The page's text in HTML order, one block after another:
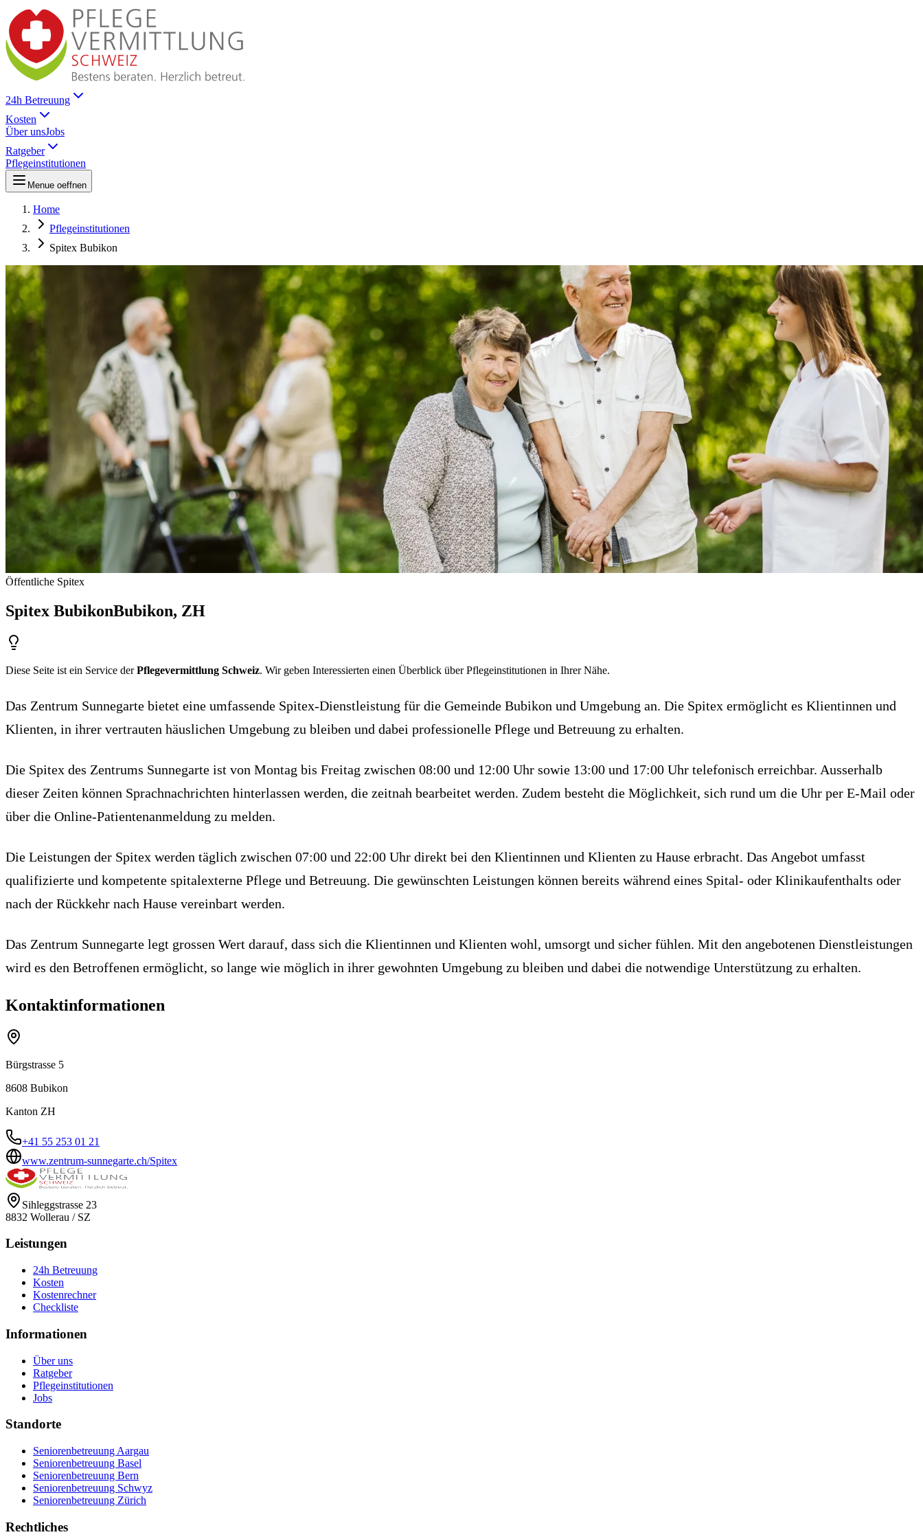
24h Betreuung
Kosten
Über unsJobs
Ratgeber
Pflegeinstitutionen
Menue oeffnen
Home
Pflegeinstitutionen
Spitex Bubikon
Öffentliche Spitex
Spitex BubikonBubikon, ZH
Diese Seite ist ein Service derPflegevermittlung Schweiz. Wir geben Interessierten einen Überblick über Pflegeinstitutionen in Ihrer Nähe.
Das Zentrum Sunnegarte bietet eine umfassende Spitex-Dienstleistung für die Gemeinde Bubikon und Umgebung an. Die Spitex ermöglicht es Klientinnen und
Klienten, in ihrer vertrauten häuslichen Umgebung zu bleiben und dabei professionelle Pflege und Betreuung zu erhalten.
Die Spitex des Zentrums Sunnegarte ist von Montag bis Freitag zwischen 08:00 und 12:00 Uhr sowie 13:00 und 17:00 Uhr telefonisch erreichbar. Ausserhalb
dieser Zeiten können Sprachnachrichten hinterlassen werden, die zeitnah bearbeitet werden. Zudem besteht die Möglichkeit, sich rund um die Uhr per E-Mail oder
über die Online-Patientenanmeldung zu melden.
Die Leistungen der Spitex werden täglich zwischen 07:00 und 22:00 Uhr direkt bei den Klientinnen und Klienten zu Hause erbracht. Das Angebot umfasst
qualifizierte und kompetente spitalexterne Pflege und Betreuung. Die gewünschten Leistungen können bereits während eines Spital- oder Klinikaufenthalts oder
nach der Rückkehr nach Hause vereinbart werden.
Das Zentrum Sunnegarte legt grossen Wert darauf, dass sich die Klientinnen und Klienten wohl, umsorgt und sicher fühlen. Mit den angebotenen Dienstleistungen
wird es den Betroffenen ermöglicht, so lange wie möglich in ihrer gewohnten Umgebung zu bleiben und dabei die notwendige Unterstützung zu erhalten.
Kontaktinformationen
Bürgstrasse 5
8608 Bubikon
Kanton ZH
+41 55 253 01 21
www.zentrum-sunnegarte.ch/Spitex
Sihleggstrasse 23
8832 Wollerau / SZ
Leistungen
24h Betreuung
Kosten
Kostenrechner
Checkliste
Informationen
Über uns
Ratgeber
Pflegeinstitutionen
Jobs
Standorte
Seniorenbetreuung Aargau
Seniorenbetreuung Basel
Seniorenbetreuung Bern
Seniorenbetreuung Schwyz
Seniorenbetreuung Zürich
Rechtliches